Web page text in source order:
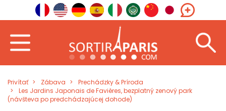
Privítať Zábava
Prechádzky & Príroda
Les Jardins Japonais de Favières, bezplatný zenový park
(návšteva po predchádzajúcej dohode)